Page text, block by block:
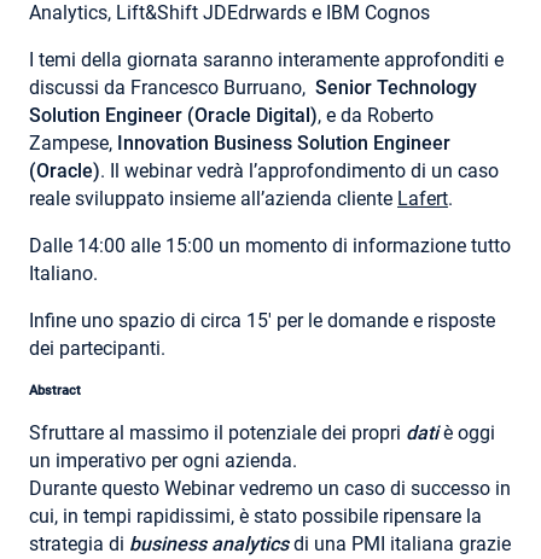
Analytics, Lift&Shift JDEdrwards e IBM Cognos
I temi della giornata saranno interamente approfonditi e
discussi da Francesco Burruano, Senior Technology
Solution Engineer (Oracle Digital), e da Roberto
Zampese, Innovation Business Solution Engineer
(Oracle). Il webinar vedrà l’approfondimento di un caso
reale sviluppato insieme all’azienda cliente Lafert.
Dalle 14:00 alle 15:00 un momento di informazione tutto
Italiano.
Infine uno spazio di circa 15′ per le domande e risposte
dei partecipanti.
Abstract
Sfruttare al massimo il potenziale dei propri datiè oggi
un imperativo per ogni azienda.
Durante questo Webinar vedremo un caso di successo in
cui, in tempi rapidissimi, è stato possibile ripensare la
strategia di business analyticsdi una PMI italiana grazie